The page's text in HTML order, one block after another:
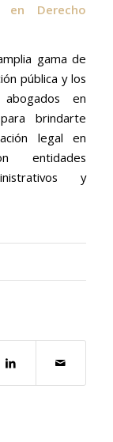
en Derecho
gama de
pública y los
abogados en
brindarte
legal en
entidades
y